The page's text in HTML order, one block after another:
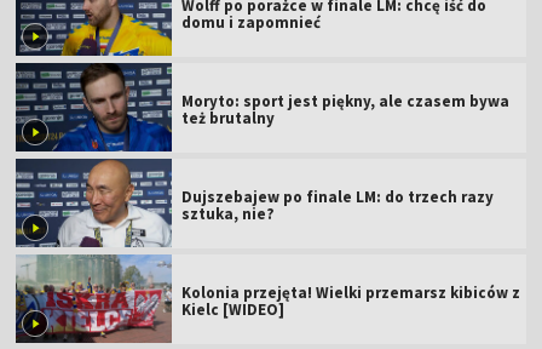
Wolff po porażce w finale LM: chcę iść do
domu i zapomnieć
Moryto: sport jest piękny, ale czasem bywa
też brutalny
Dujszebajew po finale LM: do trzech razy
sztuka, nie?
Kolonia przejęta! Wielki przemarsz kibiców z
Kielc [WIDEO]